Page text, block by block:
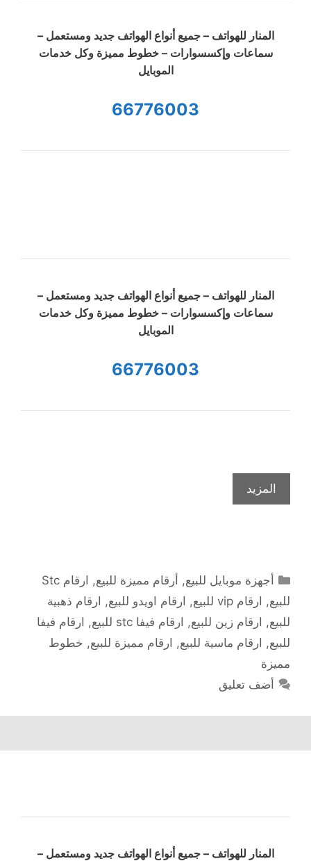
المنار للهواتف – جميع أنواع الهواتف جديد ومستعمل –
سماعات وإكسسوارات – خطوط مميزة وكل خدمات
الموبايل
66776003
المنار للهواتف – جميع أنواع الهواتف جديد ومستعمل –
سماعات وإكسسوارات – خطوط مميزة وكل خدمات
الموبايل
66776003
المزيد
التصنيفات
أجهزة موبايل للبيع, أرقام مميزة للبيع,
ارقام Stc
للبيع, ارقام vip للبيع , ارقام اويدو للبيع, ارقام ذهبية
للبيع, ارقام زين للبيع, ارقام فيفا stc للبيع , ارقام فيفا
للبيع, ارقام ماسية للبيع, ارقام مميزة للبيع, خطوط
مميزة
أضف تعليق
المنار للهواتف – جميع أنواع الهواتف جديد ومستعمل –